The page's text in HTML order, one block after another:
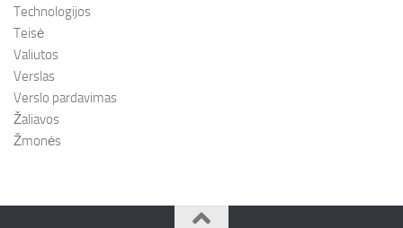
Technologijos
Teisė
Valiutos
Verslas
Verslo pardavimas
Žaliavos
Žmonės